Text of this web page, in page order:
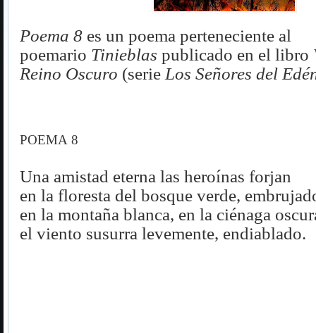
Poema 8 es un poema perteneciente al
poemario Tinieblas publicado en el libro
Reino Oscuro (serie Los Señores del
POEMA 8
Una amistad eterna las heroínas forjan
en la floresta del bosque verde,
en la montaña blanca, en la ciénaga
el viento susurra levemente, endiablado.